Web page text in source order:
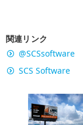
関連リンク
@SCSsoftware
SCS Software